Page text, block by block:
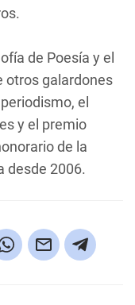
de Poesía y el
otros galardones
el
y el premio
de la
desde 2006.